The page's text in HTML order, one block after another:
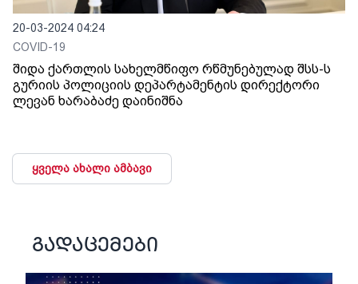
20-03-2024 04:24
COVID-19
შიდა ქართლის სახელმწიფო რწმუნებულად შსს-ს
გურიის პოლიციის დეპარტამენტის დირექტორი
ლევან ხარაბაძე დაინიშნა
ყველა ახალი ამბავი
გადაცემები